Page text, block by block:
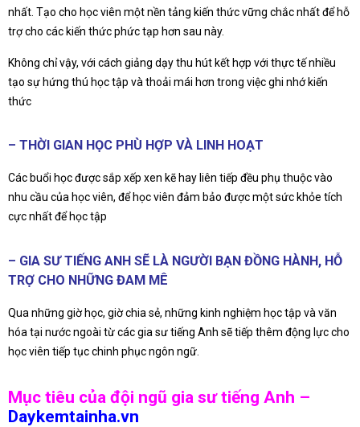
nhất. Tạo cho học viên một nền tảng kiến thức vững chắc nhất để hỗ
trợ cho các kiến thức phức tạp hơn sau này.
Không chỉ vậy, với cách giảng dạy thu hút kết hợp với thực tế nhiều
tạo sự hứng thú học tập và thoải mái hơn trong việc ghi nhớ kiến
thức
– THỜI GIAN HỌC PHÙ HỢP VÀ LINH HOẠT
Các buổi học được sắp xếp xen kẽ hay liên tiếp đều phụ thuộc vào
nhu cầu của học viên, để học viên đảm bảo được một sức khỏe tích
cực nhất để học tập
– GIA SƯ TIẾNG ANH SẼ LÀ NGƯỜI BẠN ĐỒNG HÀNH, HỖ
TRỢ CHO NHỮNG ĐAM MÊ
Qua những giờ học, giờ chia sẻ, những kinh nghiệm học tập và văn
hóa tại nước ngoài từ các gia sư tiếng Anh sẽ tiếp thêm động lực cho
học viên tiếp tục chinh phục ngôn ngữ.
Mục tiêu của đội ngũ gia sư tiếng Anh –
Daykemtainha.vn